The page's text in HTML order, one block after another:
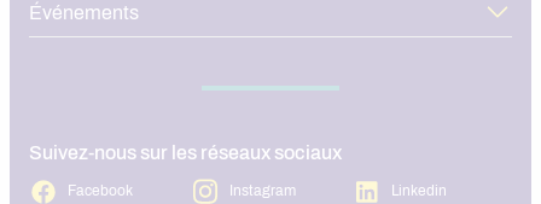
Événements
Suivez-nous sur les réseaux sociaux
Facebook Instagram Linkedin